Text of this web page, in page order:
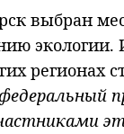
выбран
регионах